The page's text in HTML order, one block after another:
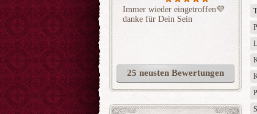
Immer wieder eingetroffen💜
danke für Dein Sein
25 neusten Bewertungen